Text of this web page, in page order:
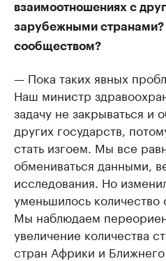
взаимоотношениях с
зарубежными
сообществом?
— Пока таких явных
Наш министр
задачу не закрываться и
других государств,
стать изгоем. Мы все
обмениваться данными,
исследования. Но
уменьшилось количество
Мы наблюдаем
увеличение количества
стран Африки и Ближнего